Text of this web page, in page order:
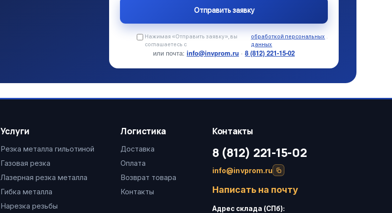
Нажимая «Отправить заявку», вы
соглашаетесь с
обработкой персональных
данных
.
или почта:info@invprom.ru ·8 (812) 221-15-02
Услуги
Резка металла гильотиной
Газовая резка
Лазерная резка металла
Гибка металла
Нарезка резьбы
Логистика
Доставка
Оплата
Возврат товара
Контакты
Контакты
8 (812) 221-15-02
info@invprom.ru
Написать на почту
Адрес склада (СПб):